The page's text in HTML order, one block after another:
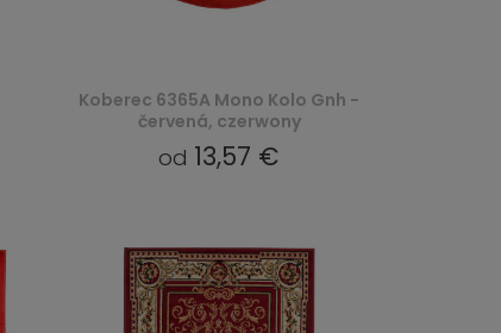
Koberec 6365A Mono Kolo Gnh -
červená, czerwony
od 13,57 €